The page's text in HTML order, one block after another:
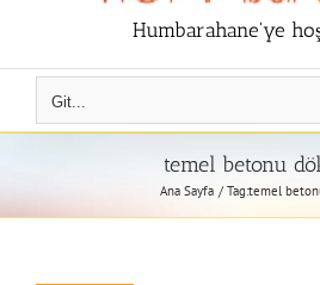
Humbarahane'ye
Git...
temel betonu
Ana Sayfa Tag:temel